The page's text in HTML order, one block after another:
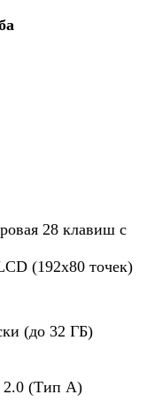
28 клавиш с
(192х80 точек)
(до 32 ГБ)
2.0 (Тип А)